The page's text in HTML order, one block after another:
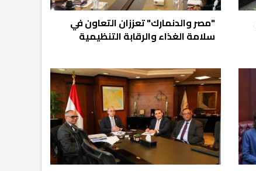
"مصر والدنمارك" تعززان التعاون في
سلامة الغذاء والرقابة التنظيمية